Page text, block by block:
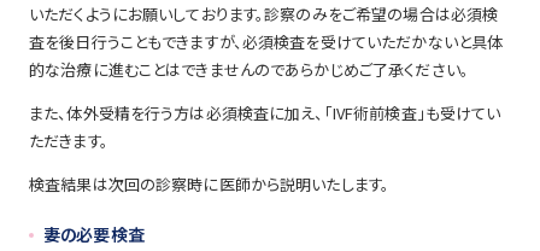
いただくようにお願いしております。診察のみをご希望の場合は必須検
査を後日行うこともできますが、必須検査を受けていただかないと具体
的な治療に進むことはできませんのであらかじめご了承ください。
また、体外受精を行う方は必須検査に加え、「IVF術前検査」も受けてい
ただきます。
検査結果は次回の診察時に医師から説明いたします。
妻の必要検査